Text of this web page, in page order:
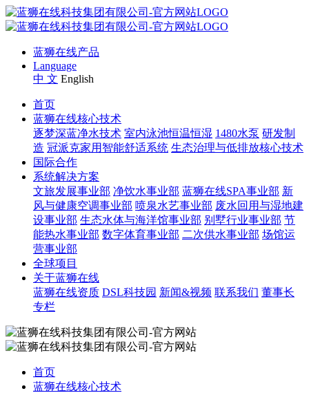
蓝狮在线产品
Language
中 文 English
首页
蓝狮在线核心技术
逐梦深蓝净水技术 室内泳池恒温恒湿 1480水泵 研发制
造 冠派克家用智能舒适系统 生态治理与低排放核心技术
国际合作
系统解决方案
文旅发展事业部 净饮水事业部 蓝狮在线SPA事业部 新
风与健康空调事业部 喷泉水艺事业部 废水回用与湿地建
设事业部 生态水体与海洋馆事业部 别墅行业事业部 节
能热水事业部 数字体育事业部 二次供水事业部 场馆运
营事业部
全球项目
关于蓝狮在线
蓝狮在线资质 DSL科技园 新闻&视频 联系我们 董事长
专栏
首页
蓝狮在线核心技术